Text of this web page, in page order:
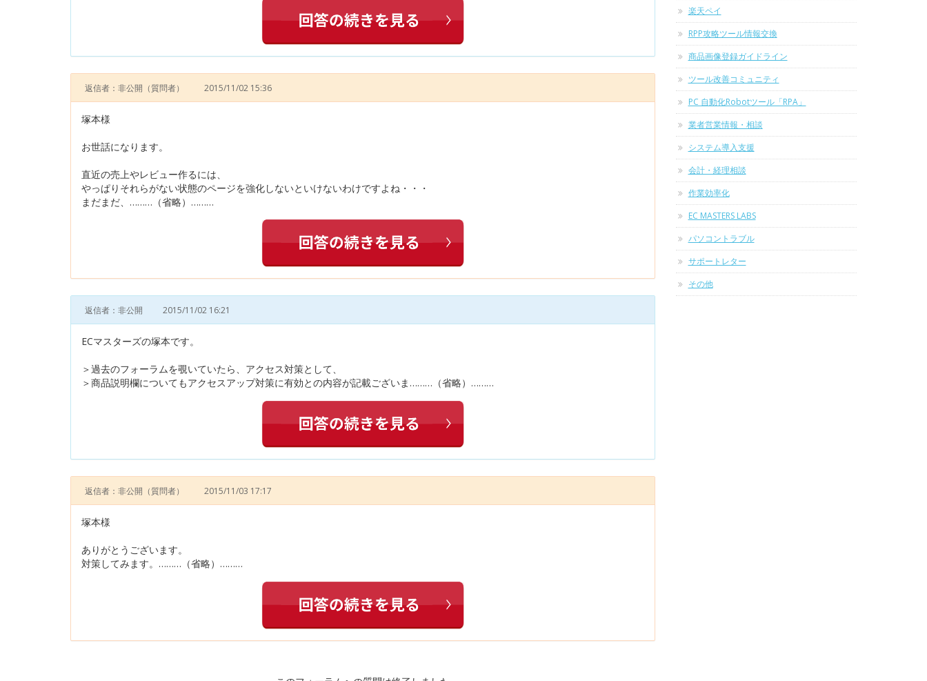
返信者：非公開 （質問者） 2015/11/02 15:36
塚本様
お世話になります。
直近の売上やレビュー作るには、
やっぱりそれらがない状態のページを強化しないといけないわけですよね・・・
まだまだ、………（省略）………
返信者：非公開 2015/11/02 16:21
ECマスターズの塚本です。
＞過去のフォーラムを覗いていたら、アクセス対策として、
＞商品説明欄についてもアクセスアップ対策に有効との内容が記載ございま………（省略）………
返信者：非公開 （質問者） 2015/11/03 17:17
塚本様
ありがとうございます。
対策してみます。………（省略）………
楽天ペイ
RPP攻略ツール情報交換
商品画像登録ガイドライン
ツール改善コミュニティ
PC 自動化Robotツール「RPA」
業者営業情報・相談
システム導入支援
会計・経理相談
作業効率化
EC MASTERS LABS
パソコントラブル
サポートレター
その他